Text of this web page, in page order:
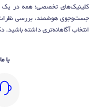
کلینیک‌های تخصصی؛ همه در یک
جست‌وجوی هوشمند، بررسی نظرات
انتخاب آگاهانه‌تری داشته باشید.
با